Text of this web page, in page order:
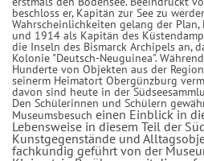
beschloss er, Kapitän zur See zu
Wahrscheinlichkeiten gelang der
und 1914 als Kapitän des
die Inseln des Bismarck Archipels an,
Kolonie "Deutsch-Neuguinea".
Hunderte von Objekten aus der
seinerm Heimatort Obergünzburg
davon sind heute in der
Den Schülerinnen und Schülern
Museumsbesuch einen Einblick in
Lebensweise in diesem Teil der
Kunstgegenstände und
fachkundig geführt von der